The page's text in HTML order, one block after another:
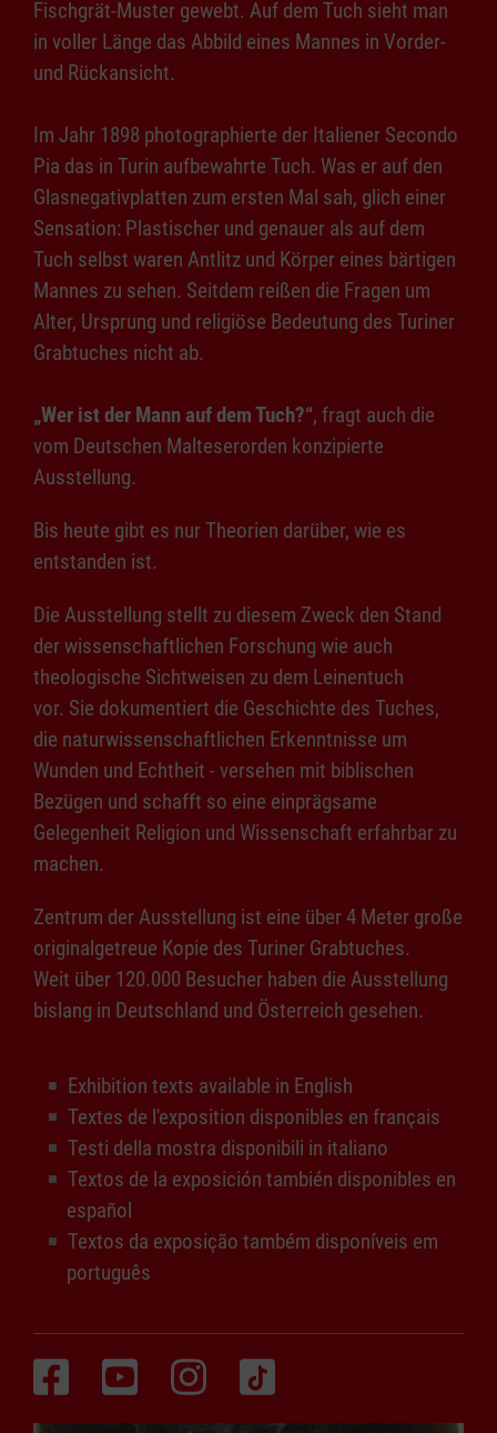
Fischgrät-Muster gewebt. Auf dem Tuch sieht man
in voller Länge das Abbild eines Mannes in Vorder-
und Rückansicht.
Im Jahr 1898 photographierte der Italiener Secondo
Pia das in Turin aufbewahrte Tuch. Was er auf den
Glasnegativplatten zum ersten Mal sah, glich einer
Sensation: Plastischer und genauer als auf dem
Tuch selbst waren Antlitz und Körper eines bärtigen
Mannes zu sehen. Seitdem reißen die Fragen um
Alter, Ursprung und religiöse Bedeutung des Turiner
Grabtuches nicht ab.
„Wer ist der Mann auf dem Tuch?“, fragt auch die
vom Deutschen Malteserorden konzipierte
Ausstellung.
Bis heute gibt es nur Theorien darüber, wie es
entstanden ist.
Die Ausstellung stellt zu diesem Zweck den Stand
der wissenschaftlichen Forschung wie auch
theologische Sichtweisen zu dem Leinentuch
vor. Sie dokumentiert die Geschichte des Tuches,
die naturwissenschaftlichen Erkenntnisse um
Wunden und Echtheit - versehen mit biblischen
Bezügen und schafft so eine einprägsame
Gelegenheit Religion und Wissenschaft erfahrbar zu
machen.
Zentrum der Ausstellung ist eine über 4 Meter große
originalgetreue Kopie des Turiner Grabtuches.
Weit über 120.000 Besucher haben die Ausstellung
bislang in Deutschland und Österreich gesehen.
Exhibition texts available in English
Textes de l'exposition disponibles en français
Testi della mostra disponibili in italiano
Textos de la exposición también disponibles en
español
Textos da exposição também disponíveis em
português